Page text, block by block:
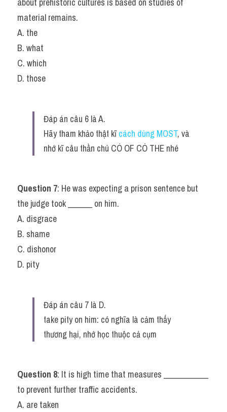
material remains.
A. the
B. what
C. which
D. those
Đáp án câu 6 là A.
Hãy tham khảo thật kĩ cách dùng MOST, và
nhớ kĩ câu thần chú CÓ OF CÓ THE nhé
Question 7: He was expecting a prison sentence but
the judge took ______ on him.
A. disgrace
B. shame
C. dishonor
D. pity
Đáp án câu 7 là D.
take pity on him: có nghĩa là cảm thấy
thương hại, nhớ học thuộc cả cụm
Question 8: It is high time that measures ___________
to prevent further traffic accidents.
A. are taken